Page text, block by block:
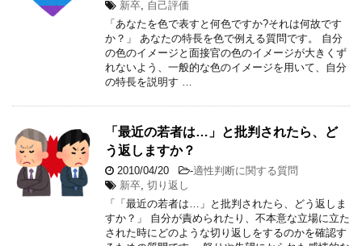
新卒 自己評価
「あなたを色で表すと何色ですか?それは何故です
か？」 あなたの特長を色で例える質問です。 自分
の色のイメージと面接官の色のイメージが大きくず
れないよう、一般的な色のイメージを用いて、自分
の特長を説明す …
「最近の若者は…」と批判されたら、ど
う返しますか？
2010/04/20 -適性判断に関する質問
新卒 切り返し
「「最近の若者は…」と批判されたら、どう返しま
すか？」 自分が責められたり、不本意な立場に立た
された時にどのような切り返しをするのかを確認す